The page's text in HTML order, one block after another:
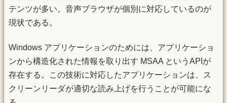
テンツが多い。音声ブラウザが個別に対応しているのが
現状である。
Windows アプリケーションのためには、アプリケーショ
ンから構造化された情報を取り出す MSAA というAPIが
存在する。この技術に対応したアプリケーションは、ス
クリーンリーダが適切な読み上げを行うことが可能にな